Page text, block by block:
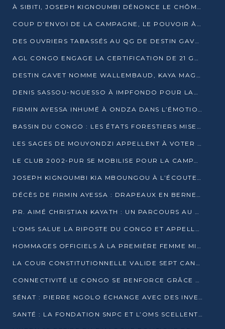
À SIBITI, JOSEPH KIGNOUMBI DÉNONCE LE CHÔMAGE ET LES DÉFAILLANCES DE L’ÉTAT
COUP D’ENVOI DE LA CAMPAGNE, LE POUVOIR À POINTE-NOIRE, L’OPPOSITION À OUESSO ET SIBITI
DES OUVRIERS TABASSÉS AU QG DE DESTIN GAVET À 24 HEURES DE L’OUVERTURE DE LA CAMPAGNE
AGL CONGO ENGAGE LA CERTIFICATION DE 21 GRUTIERS AUX NORMES INTERNATIONALES
DESTIN GAVET NOMME WALLEMBAUD, KAYA MAGANE, BOUDZIKA ET MBOUSSA-ELLAH AUX COMMANDES DE SA CAMPAGNE
DENIS SASSOU-NGUESSO À IMPFONDO POUR LANCER LE CORRIDOR 13
FIRMIN AYESSA INHUMÉ À ONDZA DANS L’ÉMOTION ET LE RECUEILLEMENT
BASSIN DU CONGO : LES ÉTATS FORESTIERS MISENT SUR LES MARCHÉS CARBONE
LES SAGES DE MOUYONDZI APPELLENT À VOTER DENIS SASSOU-NGUESSO
LE CLUB 2002-PUR SE MOBILISE POUR LA CAMPAGNE
JOSEPH KIGNOUMBI KIA MBOUNGOU À L’ÉCOUTE DE TALANGAÏ
DÉCÈS DE FIRMIN AYESSA : DRAPEAUX EN BERNE LUNDI
PR. AIMÉ CHRISTIAN KAYATH : UN PARCOURS AU SERVICE DE LA RECHERCHE ET DE L’INNOVATION
L’OMS SALUE LA RIPOSTE DU CONGO ET APPELLE À DES RÉFORMES DURABLES
HOMMAGES OFFICIELS À LA PREMIÈRE FEMME MINISTRE DU CONGO
LA COUR CONSTITUTIONNELLE VALIDE SEPT CANDIDATURES POUR LA PRÉSIDENTIELLE
CONNECTIVITÉ LE CONGO SE RENFORCE GRÂCE AU CÂBLE 2AFRICA
SÉNAT : PIERRE NGOLO ÉCHANGE AVEC DES INVESTISSEURS DU NUMÉRIQUE
SANTÉ : LA FONDATION SNPC ET L’OMS SCELLENT UN PARTENARIAT STRATÉGIQUE DE TROIS ANS